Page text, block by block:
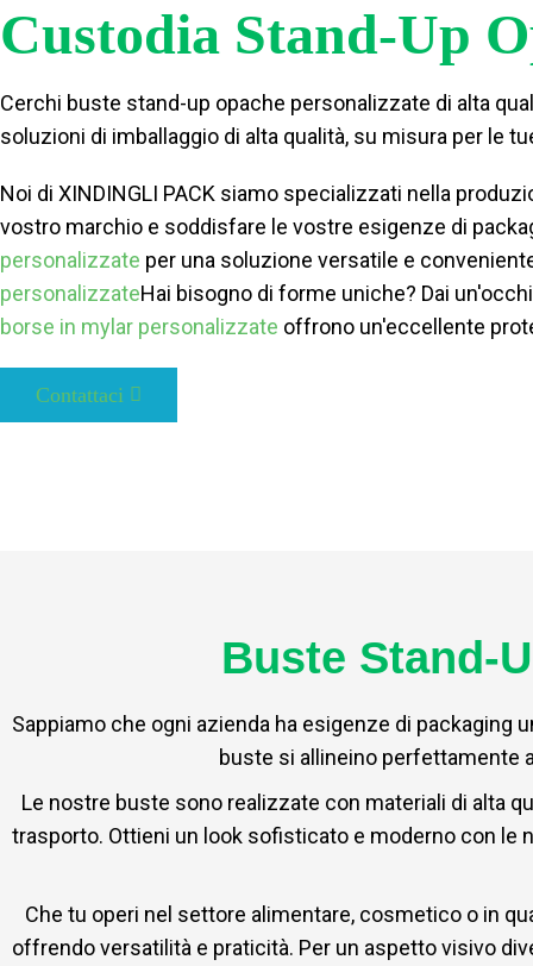
Custodia Stand-Up
Cerchi buste stand-up opache personalizzate di alta
soluzioni di imballaggio di alta qualità, su misura per le
Noi di XINDINGLI PACK siamo specializzati nella
vostro marchio e soddisfare le vostre esigenze di
personalizzate per una soluzione versatile e
personalizzateHai bisogno di forme uniche? Dai
borse in mylar personalizzate offrono un'eccellente
Contattaci
Buste Stand-
Sappiamo che ogni azienda ha esigenze di
buste si allineino perfettamente
Le nostre buste sono realizzate con materiali di alta
trasporto. Ottieni un look sofisticato e moderno con
Che tu operi nel settore alimentare, cosmetico o in
offrendo versatilità e praticità. Per un aspetto visivo